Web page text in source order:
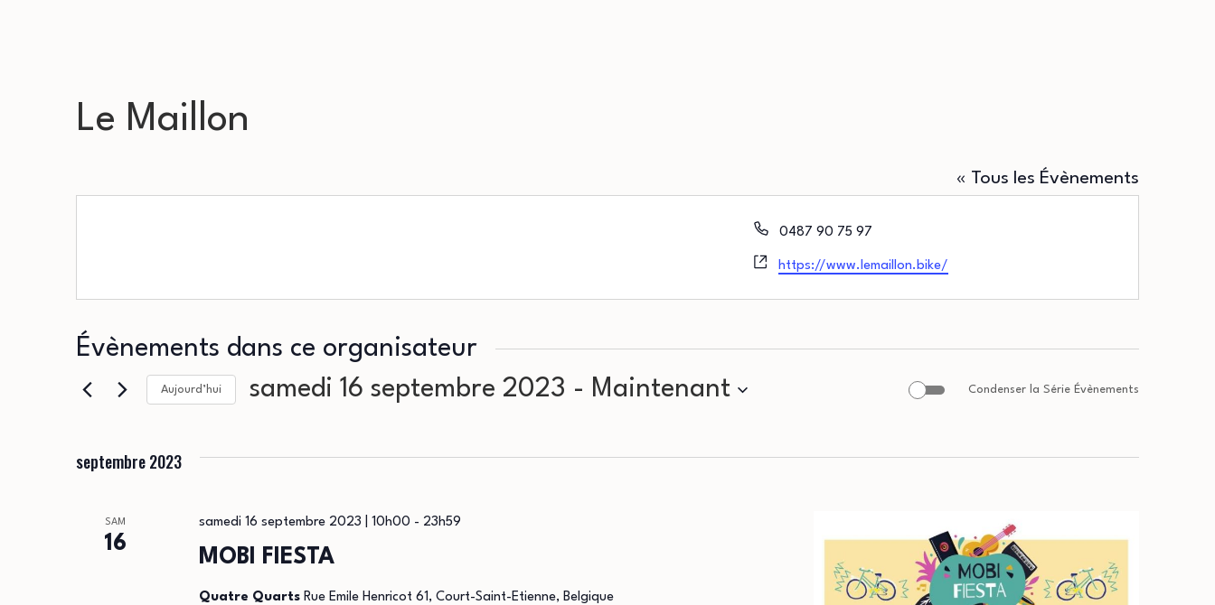
Le Maillon
« Tous les Évènements
Téléphone
0487 90 75 97
Site
https://www.lemaillon.bike/
Évènements dans ce organisateur
Aujourd’hui samedi 16 septembre 2023 - Maintenant Condenser la Série Évènements
septembre 2023
SAM
16
MOBI FIESTA
samedi 16 septembre 2023 | 10h00 - 23h59
Quatre Quarts Rue Emile Henricot 61, Court-Saint-Etienne, Belgique